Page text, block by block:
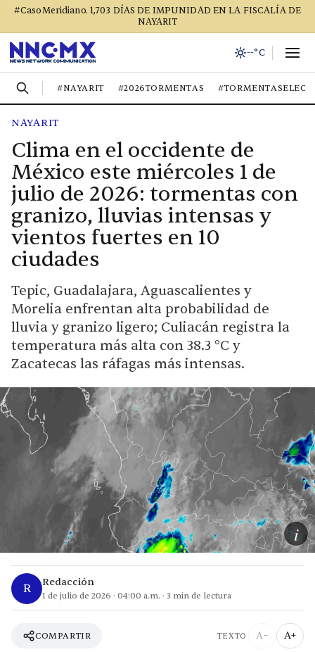
#CasoMeridiano. 1,703 DÍAS DE IMPUNIDAD EN LA FISCALÍA DE
NAYARIT
--°C
#NAYARIT #2026TORMENTAS
NAYARIT
Clima en el occidente de
México este miércoles 1 de
julio de 2026: tormentas con
granizo, lluvias intensas y
vientos fuertes en 10
ciudades
Tepic, Guadalajara, Aguascalientes y
Morelia enfrentan alta probabilidad de
lluvia y granizo ligero; Culiacán registra la
temperatura más alta con 38.3 °C y
Zacatecas las ráfagas más intensas.
i
R Redacción
1 de julio de 2026 · 04:00 a.m. · 3 min de lectura
COMPARTIR TEXTO A− A+